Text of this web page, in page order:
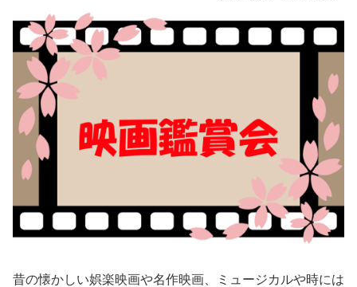
昔の懐かしい娯楽映画や名作映画、ミュージカルや時には